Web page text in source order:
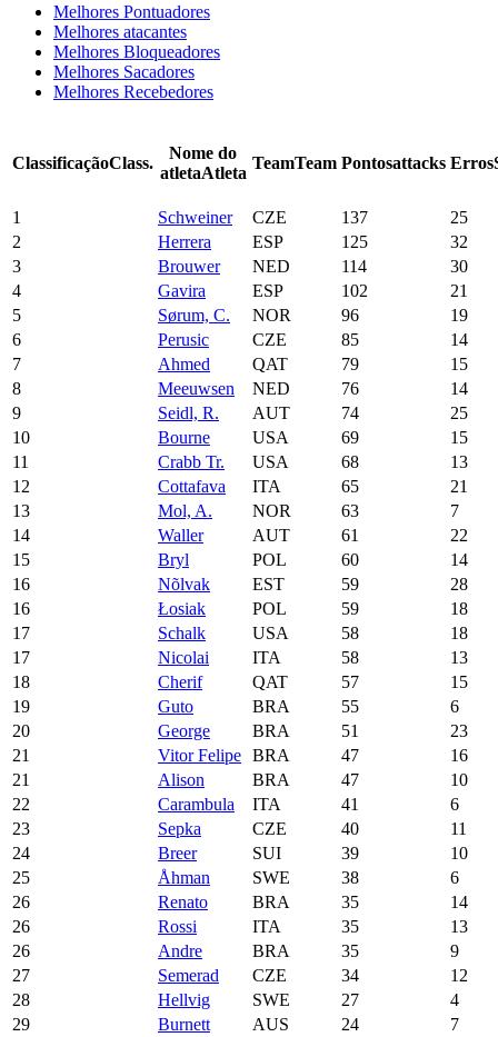
Melhores Pontuadores
Melhores atacantes
Melhores Bloqueadores
Melhores Sacadores
Melhores Recebedores
ClassificaçãoClass.
Nome do
atletaAtleta
TeamTeam Pontosattacks Erros
1 Schweiner CZE 137
25
2
Herrera ESP 125
32
3
Brouwer NED 114
30
4
Gavira ESP 102
21
5
Sørum, C. NOR 96
19
6
Perusic CZE 85
14
7
Ahmed QAT 79
15
8
Meeuwsen NED 76
14
9
Seidl, R. AUT 74
25
10
Bourne USA 69
15
11
Crabb Tr. USA 68
13
12
Cottafava ITA 65
21
13
Mol, A. NOR 63
7
14
Waller AUT 61
22
15
Bryl POL 60
14
16
Nõlvak EST 59
28
16
Łosiak POL 59
18
17
Schalk USA 58
18
17
Nicolai ITA 58
13
18
Cherif QAT 57
15
19
Guto BRA 55
6
20
George BRA 51
23
21
Vitor Felipe BRA 47
16
21
Alison BRA 47
10
22
Carambula ITA 41
6
23
Sepka CZE 40
11
24
Breer SUI 39
10
25
Åhman SWE 38
6
26
Renato BRA 35
14
26
Rossi ITA 35
13
26
Andre BRA 35
9
27
Semerad CZE 34
12
28
Hellvig SWE 27
4
29
Burnett AUS 24
7